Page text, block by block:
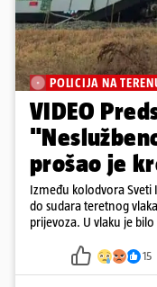
POLICIJA NA
VIDEO
prošao je
Između kolodvora Sveti
do sudara teretnog
prijevoza. U vlaku je
15